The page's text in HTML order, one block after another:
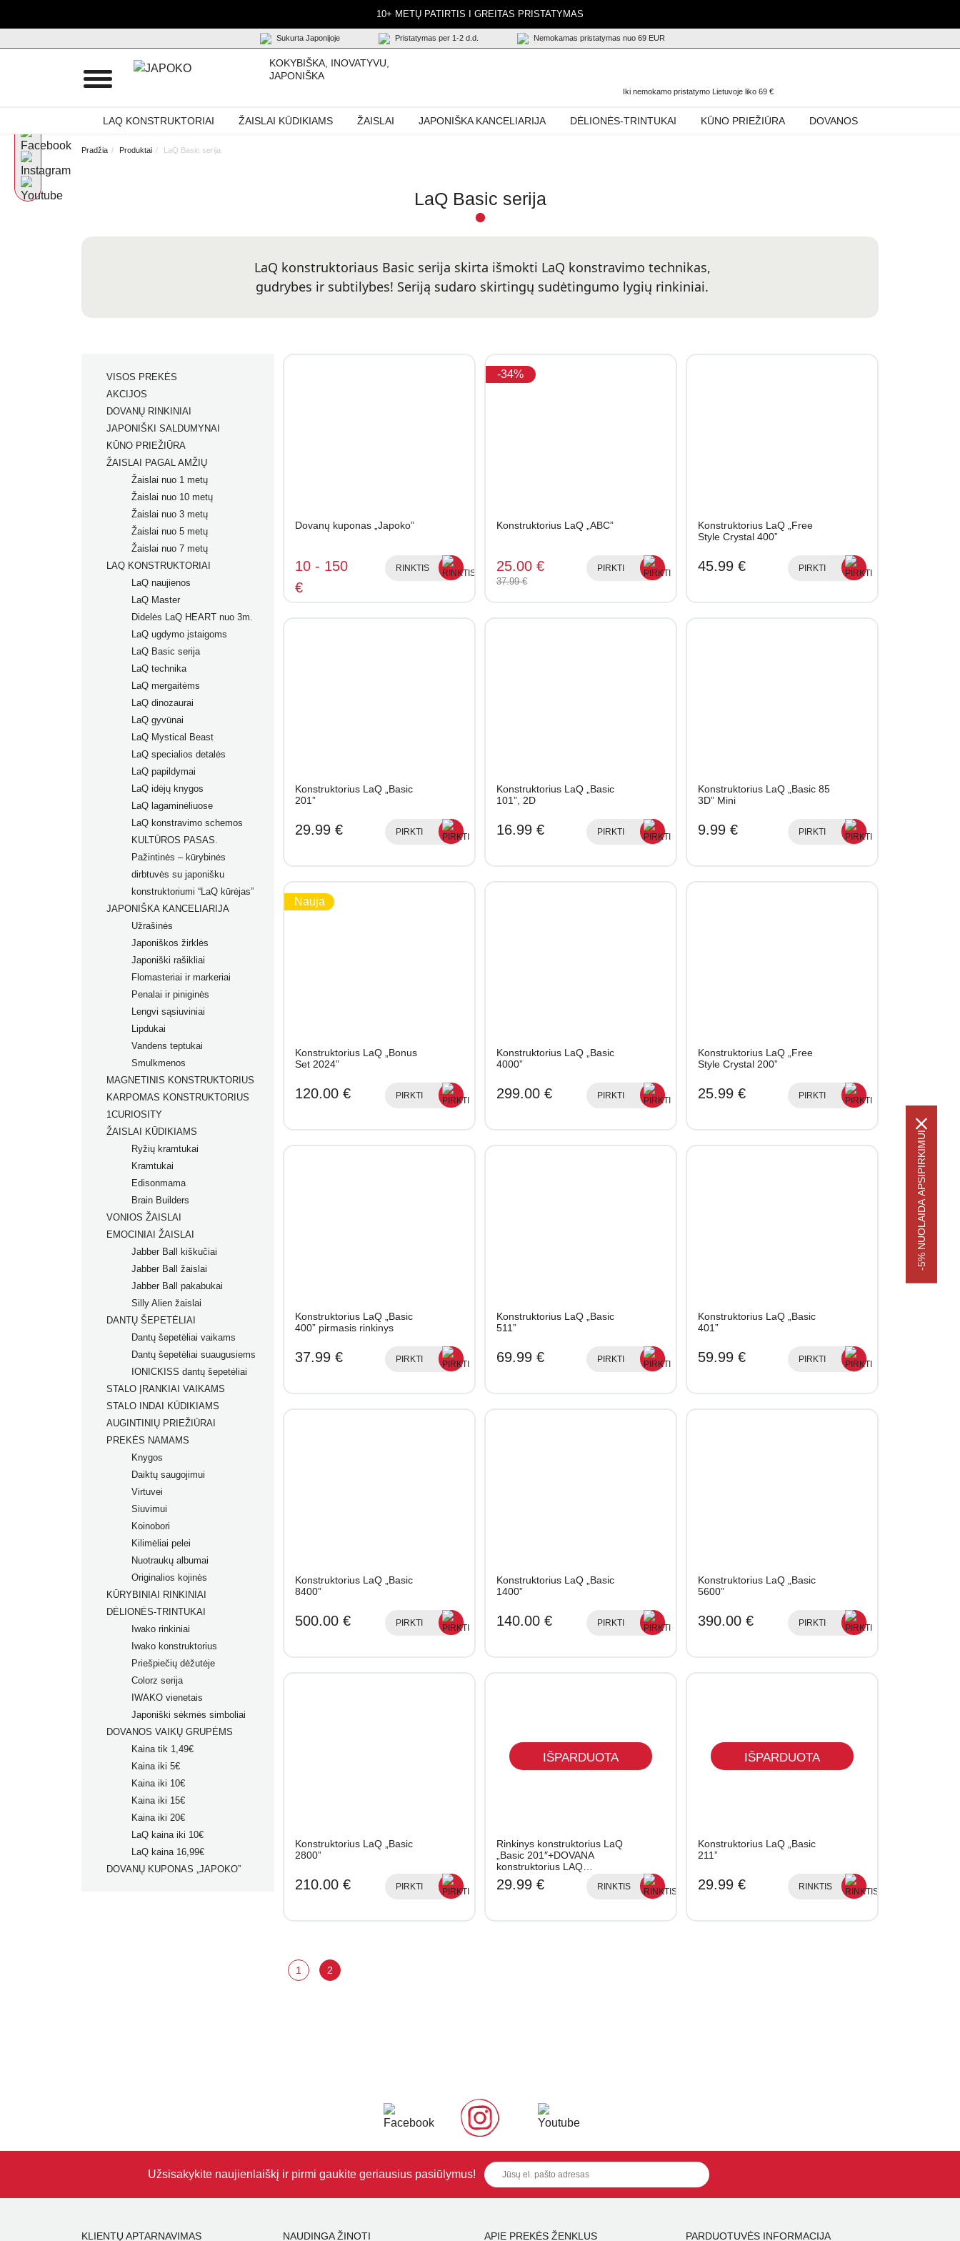
10+ METŲ PATIRTIS I GREITAS PRISTATYMAS
Sukurta Japonijoje Pristatymas per 1-2 d.d. Nemokamas pristatymas nuo 69 EUR
KOKYBIŠKA, INOVATYVU,
JAPONIŠKA
Iki nemokamo pristatymo Lietuvoje liko 69 €
LAQ KONSTRUKTORIAI ŽAISLAI KŪDIKIAMS ŽAISLAI JAPONIŠKA KANCELIARIJA DĖLIONĖS-TRINTUKAI KŪNO PRIEŽIŪRA DOVANOS
Pradžia Produktai LaQ Basic serija
LaQ Basic serija
LaQ konstruktoriaus Basic serija skirta išmokti LaQ konstravimo technikas,
gudrybes ir subtilybes! Seriją sudaro skirtingų sudėtingumo lygių rinkiniai.
VISOS PREKĖS
AKCIJOS
DOVANŲ RINKINIAI
JAPONIŠKI SALDUMYNAI
KŪNO PRIEŽIŪRA
ŽAISLAI PAGAL AMŽIŲ
Žaislai nuo 1 metų
Žaislai nuo 10 metų
Žaislai nuo 3 metų
Žaislai nuo 5 metų
Žaislai nuo 7 metų
LAQ KONSTRUKTORIAI
LaQ naujienos
LaQ Master
Didelės LaQ HEART nuo 3m.
LaQ ugdymo įstaigoms
LaQ Basic serija
LaQ technika
LaQ mergaitėms
LaQ dinozaurai
LaQ gyvūnai
LaQ Mystical Beast
LaQ specialios detalės
LaQ papildymai
LaQ idėjų knygos
LaQ lagaminėliuose
LaQ konstravimo schemos
KULTŪROS PASAS.
Pažintinės – kūrybinės
dirbtuvės su japonišku
konstruktoriumi “LaQ kūrėjas”
JAPONIŠKA KANCELIARIJA
Užrašinės
Japoniškos žirklės
Japoniški rašikliai
Prabangūs rašikliai
Rašikliai
Grafiniai rašikliai
Ergonomiški rašikliai
Dėklai rašikliams
Flomasteriai ir markeriai
Flomasteriai
Flomasteriai tekstilei
Akriliniai markeriai
Permanentiniai markeriai
Kreidiniai markeriai
Markeriai įvairių paviršių
dekoravimui
Markeriai porcelianui
Penalai ir piniginės
Lengvi sąsiuviniai
Lipdukai
Vandens teptukai
Smulkmenos
MAGNETINIS KONSTRUKTORIUS
KARPOMAS KONSTRUKTORIUS
1CURIOSITY
ŽAISLAI KŪDIKIAMS
Ryžių kramtukai
Kramtukai
Edisonmama
Brain Builders
Žaislų rinkiniai
Žaislai nuo gimimo
Žaislai nuo 2+ mėn.
Žaislai nuo 3+ mėn.
Žaislai nuo 4+ mėn.
Žaislai nuo 5+ mėn.
Žaislai nuo 6+ mėn.
Žaislai nuo 7+ mėn.
VONIOS ŽAISLAI
EMOCINIAI ŽAISLAI
Jabber Ball kiškučiai
Jabber Ball žaislai
Jabber Ball pakabukai
Silly Alien žaislai
DANTŲ ŠEPETĖLIAI
Dantų šepetėliai vaikams
Dantų šepetėliai suaugusiems
IONICKISS dantų šepetėliai
STALO ĮRANKIAI VAIKAMS
STALO INDAI KŪDIKIAMS
AUGINTINIŲ PRIEŽIŪRAI
PREKĖS NAMAMS
Knygos
Daiktų saugojimui
Virtuvei
Siuvimui
Koinobori
Kilimėliai pelei
Nuotraukų albumai
Originalios kojinės
KŪRYBINIAI RINKINIAI
DĖLIONĖS-TRINTUKAI
Iwako rinkiniai
Iwako konstruktorius
Priešpiečių dėžutėje
Colorz serija
IWAKO vienetais
Japoniški sėkmės simboliai
DOVANOS VAIKŲ GRUPĖMS
Kaina tik 1,49€
Kaina iki 5€
Kaina iki 10€
Kaina iki 15€
Kaina iki 20€
LaQ kaina iki 10€
LaQ kaina 16,99€
DOVANŲ KUPONAS „JAPOKO”
Dovanų kuponas „Japoko”
10 - 150
€
RINKTIS
-34%
Konstruktorius LaQ „ABC”
25.00 €
37.99 €
PIRKTI
Konstruktorius LaQ „Free
Style Crystal 400”
45.99 € PIRKTI
Konstruktorius LaQ „Basic
201”
29.99 € PIRKTI
Konstruktorius LaQ „Basic
101”, 2D
16.99 € PIRKTI
Konstruktorius LaQ „Basic 85
3D” Mini
9.99 € PIRKTI
Nauja
Konstruktorius LaQ „Bonus
Set 2024”
120.00 € PIRKTI
Konstruktorius LaQ „Basic
4000”
299.00 € PIRKTI
Konstruktorius LaQ „Free
Style Crystal 200”
25.99 € PIRKTI
Konstruktorius LaQ „Basic
400” pirmasis rinkinys
37.99 € PIRKTI
Konstruktorius LaQ „Basic
511”
69.99 € PIRKTI
Konstruktorius LaQ „Basic
401”
59.99 € PIRKTI
Konstruktorius LaQ „Basic
8400”
500.00 € PIRKTI
Konstruktorius LaQ „Basic
1400”
140.00 € PIRKTI
Konstruktorius LaQ „Basic
5600”
390.00 € PIRKTI
Konstruktorius LaQ „Basic
2800”
210.00 € PIRKTI
IŠPARDUOTA
Rinkinys konstruktorius LaQ
„Basic 201″+DOVANA
konstruktorius LAQ…
29.99 € RINKTIS
IŠPARDUOTA
Konstruktorius LaQ „Basic
211”
29.99 € RINKTIS
1 2
Užsisakykite naujienlaiškį ir pirmi gaukite geriausius pasiūlymus!
KLIENTŲ APTARNAVIMAS NAUDINGA ŽINOTI APIE PREKĖS ŽENKLUS PARDUOTUVĖS INFORMACIJA
-5% NUOLAIDA APSIPIRKIMUI